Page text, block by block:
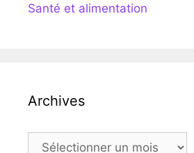
Santé et alimentation
Archives
Archives